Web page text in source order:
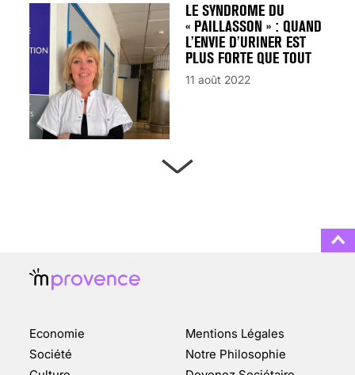
LE SYNDROME DU
« PAILLASSON » : QUAND
L’ENVIE D’URINER EST
PLUS FORTE QUE TOUT
11 août 2022
CHANGEMENT DE SEXE :
DES DEMANDES
Economie
Société
Mentions Légales
Notre Philosophie